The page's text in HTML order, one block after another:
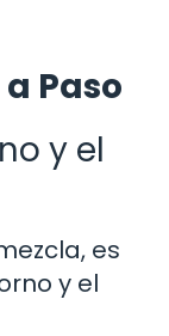
Paso
y el
es
y el